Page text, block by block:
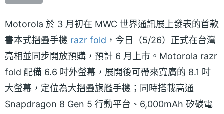
Motorola 於 3 月初在 MWC 世界通訊展上發表的首款
書本式摺疊手機 razr fold ，今日（5/26）正式在台灣
亮相並同步開放預購，預計 6 月上市。Motorola razr
fold 配備 6.6 吋外螢幕，展開後可帶來寬廣的 8.1 吋
大螢幕，定位為大摺疊旗艦手機；同時搭載高通
Snapdragon 8 Gen 5 行動平台、6,000mAh 矽碳電